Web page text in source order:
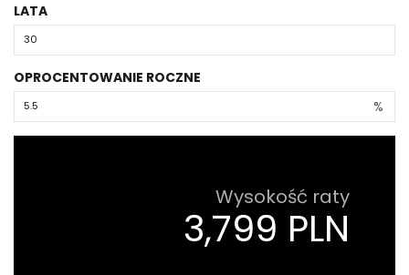
LATA
OPROCENTOWANIE ROCZNE
%
Wysokość raty
3,799 PLN